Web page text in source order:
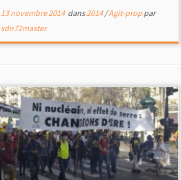
13 novembre 2014dans2014/Agit-prop par
sdn72master